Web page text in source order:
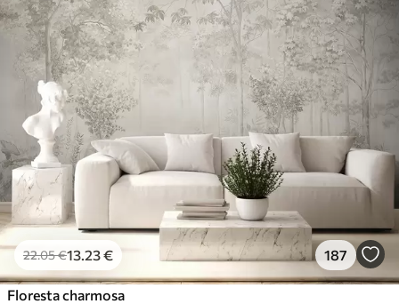
22.05€13 .23€ 187
Floresta charmosa